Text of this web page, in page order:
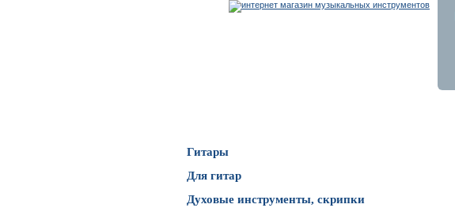
Гитары
Для гитар
Духовые инструменты, скрипки